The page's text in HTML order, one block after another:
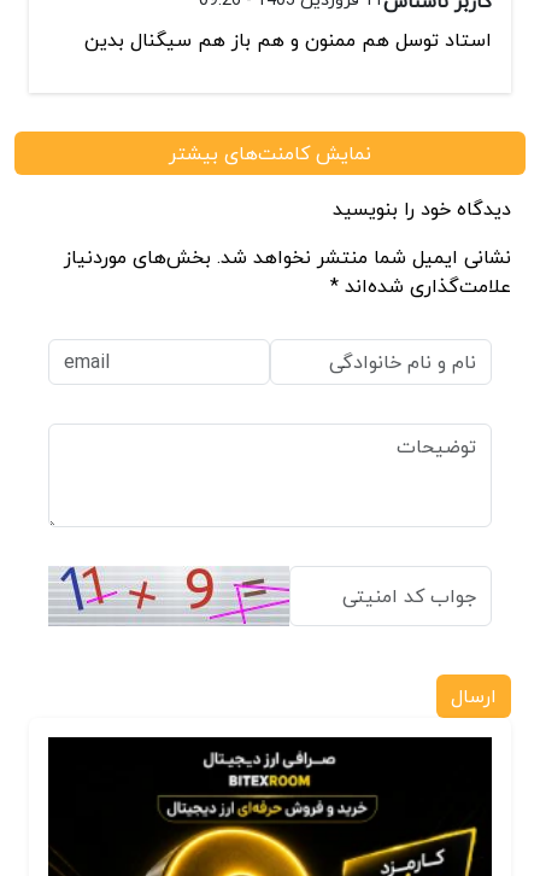
استاد توسل هم ممنون و هم باز هم سیگنال بدین
نمایش کامنت‌های بیشتر
دیدگاه خود را بنویسید
نشانی ایمیل شما منتشر نخواهد شد. بخش‌های موردنیاز
علامت‌گذاری شده‌اند *
ارسال